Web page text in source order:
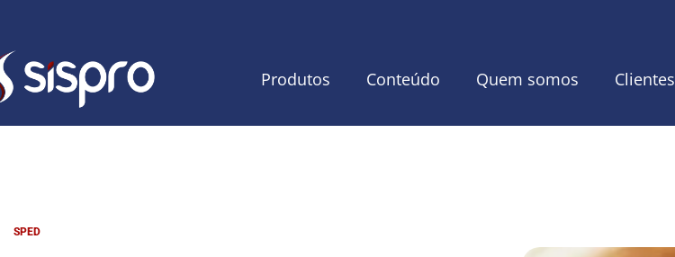
Produtos Conteúdo Quem somos Clientes
SPED